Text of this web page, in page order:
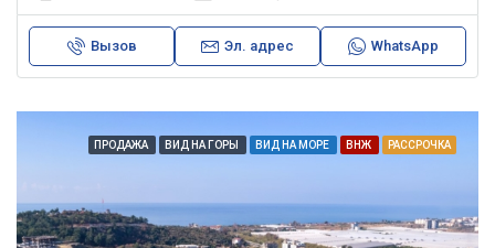
Вызов Эл. адрес WhatsApp
ПРОДАЖА ВИД НА ГОРЫ ВИД НА МОРЕ ВНЖ РАССРОЧКА